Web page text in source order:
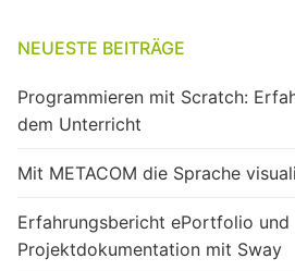
NEUESTE BEITRÄGE
Programmieren mit Scratch:
dem Unterricht
Mit METACOM die Sprache
Erfahrungsbericht ePortfolio und
Projektdokumentation mit Sway